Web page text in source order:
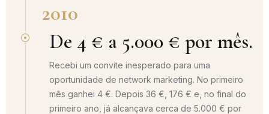
2010
De 4 € a 5.000 € por mês.
Recebi um convite inesperado para uma
oportunidade de network marketing. No primeiro
mês ganhei 4 €. Depois 36 €, 176 € e, no final do
primeiro ano, já alcançava cerca de 5.000 € por